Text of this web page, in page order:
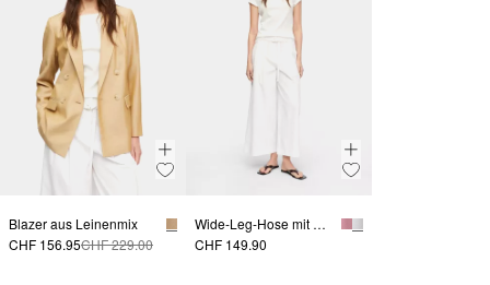
Blazer aus Leinenmix
CHF 156.95CHF 229.00
Wide-Leg-Hose mit Bundfalten in Ankle-Länge
CHF 149.90